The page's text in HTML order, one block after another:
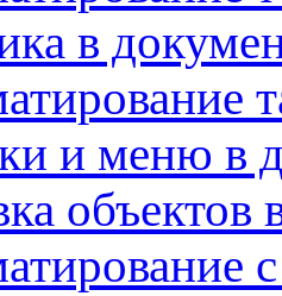
в
и меню в
объектов